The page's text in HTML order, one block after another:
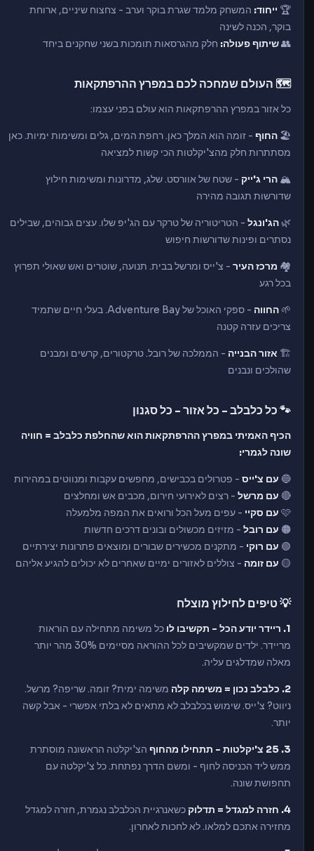
🏆 ייחוד: המשחק מלמד שגרת בוקר וערב - צחצוח שיניים, ארוחת
בוקר, הכנה לשינה
👥שיתוף פעולה: חלק מהגרסאות תומכות בשני שחקנים ביחד
🗺️ העולם שמחכה לכם במפרץ ההרפתקאות
כל אזור במפרץ ההרפתקאות הוא עולם בפני עצמו:
🏖️ החוף - זומה הוא המלך כאן. רחפת המים, גלים ומשימות ימיות. כאן
מסתתרות חלק מהצ'יקלטות הכי קשות למציאה
🏔️ הרי ג'ייק - שטח של אוורסט. שלג, מדרונות ומשימות חילוץ
שדורשות תגובה מהירה
🌿 הג'ונגל - הטריטוריה של טרקר עם הג'יפ שלו. עצים גבוהים, שבילים
נסתרים ופינות שדורשות חיפוש
🏘️ מרכז העיר - צ'ייס ומרשל בבית. תנועה, שוטרים ואש שאולי תפרוץ
בכל רגע
🌱 החווה
- ספקי האוכל של Adventure Bay. בעלי חיים שתמיד
צריכים עזרה קטנה
🏗️ אזור הבנייה - הממלכה של רובל. טרקטורים, קרשים ומבנים
שהולכים ונבנים
🐾 כל כלבלב - כל אזור - כל סגנון
הכיף האמיתי במפרץ ההרפתקאות הוא שהחלפת כלבלב = חוויה
שונה לגמרי:
🔵 עם צ'ייס - פטרולים בכבישים, מחפשים עקבות ומנווטים במהירות
🔴 עם מרשל - רצים לאירועי חירום, מכבים אש ומחלצים
🩷 עם סקיי - עפים מעל הכל ורואים את המפה מלמעלה
🟠 עם רובל - מזיזים מכשולים ובונים דרכים חדשות
🟢 עם רוקי - מתקנים מכשירים שבורים ומוצאים פתרונות יצירתיים
🟡 עם זומה - צוללים לאזורים ימיים שאחרים לא יכולים להגיע אליהם
💡 טיפים לחילוץ מוצלח
1. ריידר יודע הכל - תקשיבו לו
כל משימה מתחילה עם הוראות
מריידר. ילדים שמקשיבים לכל ההוראה מסיימים 30% מהר יותר
מאלה שמדלגים עליה.
2. כלבלב נכון = משימה קלה
משימה ימית? זומה. שריפה? מרשל.
ניווט? צ'ייס. שימוש בכלבלב לא מתאים לא בלתי אפשרי - אבל קשה
יותר.
3. 25 צ'יקלטות - תתחילו מהחוף
הצ'יקלטה הראשונה מוסתרת
ממש ליד הכניסה לחוף - ומשם הדרך נפתחת. כל צ'יקלטה עם
תחפושת שונה.
4. חזרה למגדל = תדלוק
כשאנרגיית הכלבלב נגמרת, חזרה למגדל
מחזירה אתכם למלאו. לא לחכות לאחרון.